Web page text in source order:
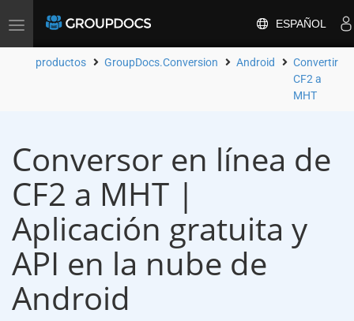
Toggle
ESPAÑOL
productos GroupDocs.Conversion Android
Convertir
CF2 a
MHT
Conversor en línea de
CF2 a MHT |
Aplicación gratuita y
API en la nube de
Android